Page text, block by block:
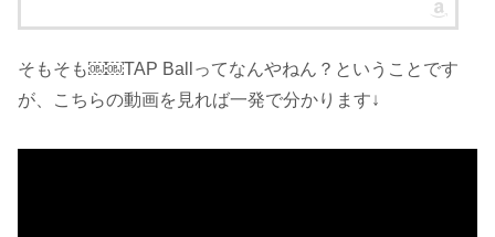
そもそも￼￼TAP Ballってなんやねん？ということです
が、こちらの動画を見れば一発で分かります↓